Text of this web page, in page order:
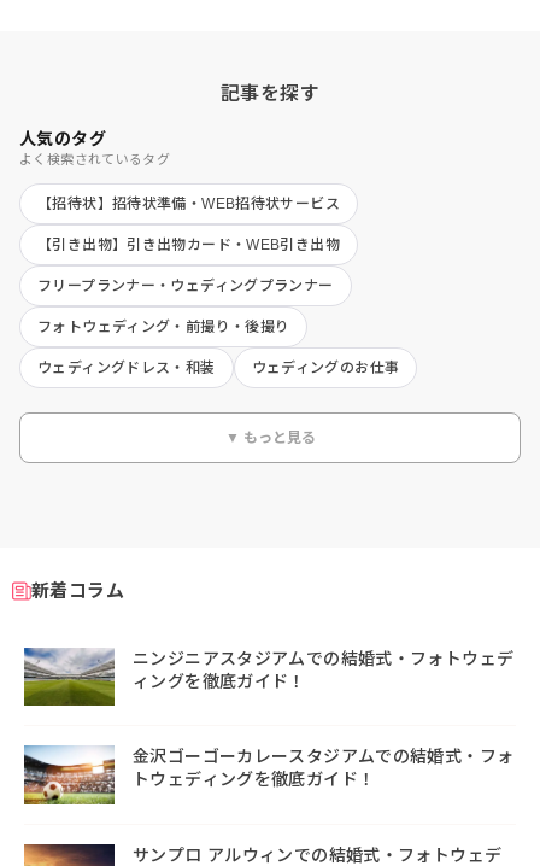
記事を探す
人気のタグ
よく検索されているタグ
【招待状】招待状準備・WEB招待状サービス
【引き出物】引き出物カード・WEB引き出物
フリープランナー・ウェディングプランナー
フォトウェディング・前撮り・後撮り
ウェディングドレス・和装 ウェディングのお仕事
▼ もっと見る
新着コラム
ニンジニアスタジアムでの結婚式・フォトウェデ
ィングを徹底ガイド！
金沢ゴーゴーカレースタジアムでの結婚式・フォ
トウェディングを徹底ガイド！
サンプロ アルウィンでの結婚式・フォトウェデ